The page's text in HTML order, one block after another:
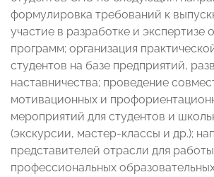
формулировка требований к
участие в разработке и экспертизе
программ; организация
студентов на базе предприятий,
наставничества; проведение
мотивационных и
мероприятий для студентов и
(экскурсии, мастер-классы и др.);
представителей отрасли для
профессиональных